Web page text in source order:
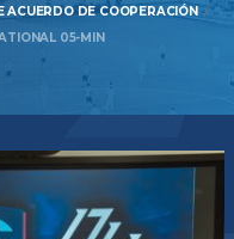
DE COOPERACIÓN
05-MIN